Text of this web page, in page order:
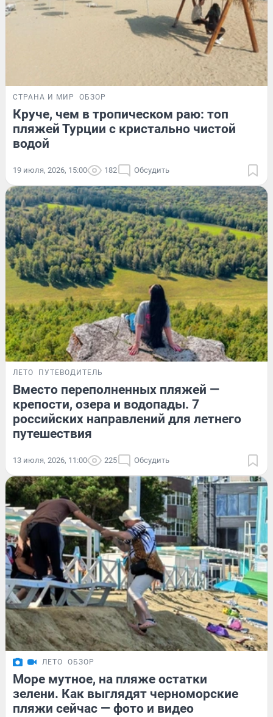
СТРАНА И МИР ОБЗОР
Круче, чем в тропическом раю: топ
пляжей Турции с кристально чистой
водой
19 июля, 2026, 15:00 182 Обсудить
ЛЕТО ПУТЕВОДИТЕЛЬ
Вместо переполненных пляжей —
крепости, озера и водопады. 7
российских направлений для летнего
путешествия
13 июля, 2026, 11:00 225 Обсудить
ЛЕТО ОБЗОР
Море мутное, на пляже остатки
зелени. Как выглядят черноморские
пляжи сейчас — фото и видео